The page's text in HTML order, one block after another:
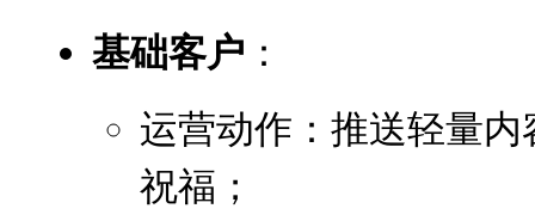
基础客户 ：
运营动作：推送轻量
祝福；